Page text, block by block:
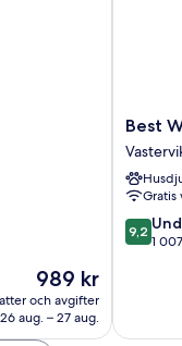
Priset
är
989 kr
989 kr
och avgifter
26 aug. – 27 aug.
Best
Western
Best
9.2
av
9,2
1